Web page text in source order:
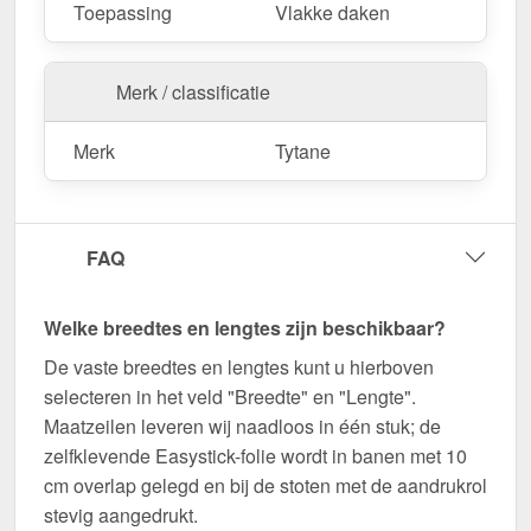
Toepassing
Vlakke daken
Merk / classificatie
Merk Tytane
FAQ
Welke breedtes en lengtes zijn beschikbaar?
De vaste breedtes en lengtes kunt u hierboven
selecteren in het veld "Breedte" en "Lengte".
Maatzeilen leveren wij naadloos in één stuk; de
zelfklevende Easystick-folie wordt in banen met 10
cm overlap gelegd en bij de stoten met de aandrukrol
stevig aangedrukt.